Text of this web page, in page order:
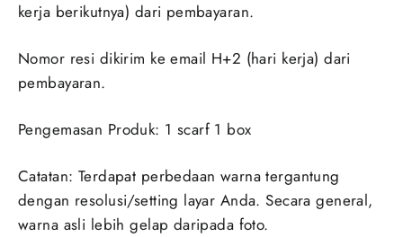
kerja berikutnya) dari pembayaran.
Nomor resi dikirim ke email H+2 (hari kerja) dari
pembayaran.
Pengemasan Produk: 1 scarf 1 box
Catatan: Terdapat perbedaan warna tergantung
dengan resolusi/setting layar Anda. Secara general,
warna asli lebih gelap daripada foto.